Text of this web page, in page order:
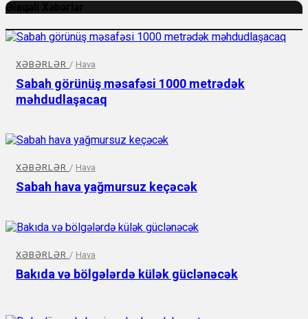
Əlaqəli Xəbərlər
XƏBƏRLƏR / Hava
Sabah görünüş məsafəsi 1000 metrədək
məhdudlaşacaq
XƏBƏRLƏR / Hava
Sabah hava yağmursuz keçəcək
XƏBƏRLƏR / Hava
Bakıda və bölgələrdə külək güclənəcək